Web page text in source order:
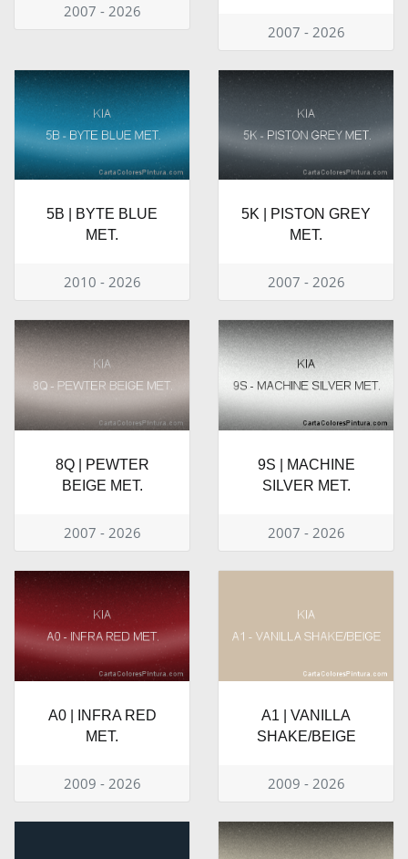
2007 - 2026
2007 - 2026
5B | BYTE BLUE
MET.
2010 - 2026
5K | PISTON GREY
MET.
2007 - 2026
8Q | PEWTER
BEIGE MET.
2007 - 2026
9S | MACHINE
SILVER MET.
2007 - 2026
A0 | INFRA RED
MET.
2009 - 2026
A1 | VANILLA
SHAKE/BEIGE
2009 - 2026